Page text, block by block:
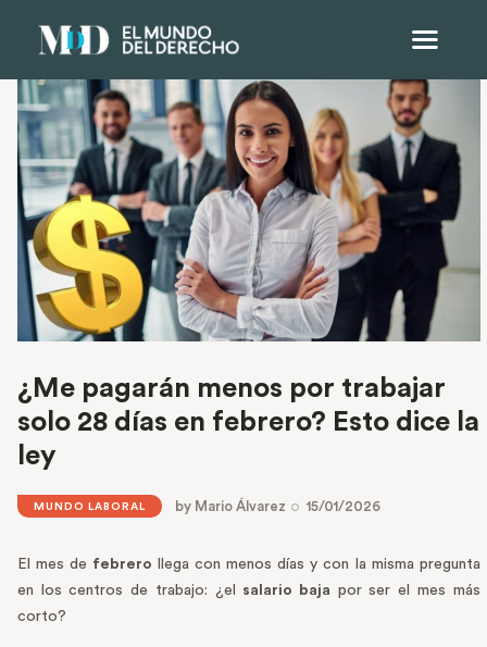
¿Me pagarán menos por trabajar
solo 28 días en febrero? Esto dice la
ley
MUNDO LABORAL by Mario Álvarez 15/01/2026
El mes de febrero llega con menos días y con la misma pregunta
en los centros de trabajo: ¿el salario baja por ser el mes más
corto?